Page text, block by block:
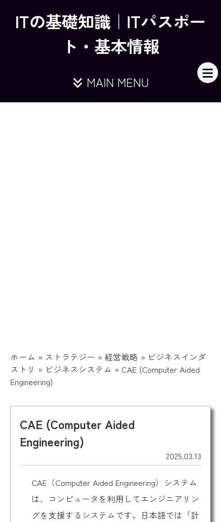
ITの基礎知識｜ITパスポー
ト・基本情報
MAIN MENU
ホーム » ストラテジー » 経営戦略 » ビジネスインダ
ストリ » ビジネスシステム »CAE (Computer Aided
Engineering)
CAE (Computer Aided
Engineering)
2025.03.13
CAE（Computer Aided Engineering）システム
は、コンピュータを利用してエンジニアリン
グを支援するシステムです。日本語では「計